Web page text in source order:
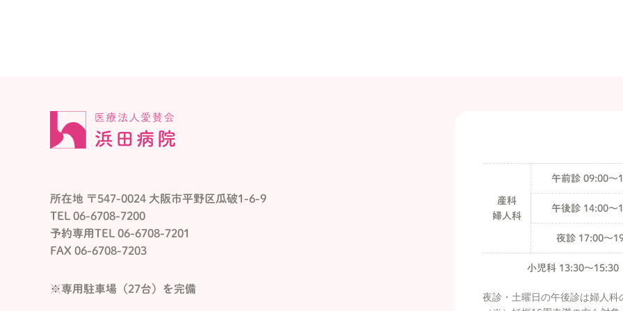
所在地 〒547-0024 大阪市平野区瓜破1-6-9
TEL 06-6708-7200
予約専用TEL 06-6708-7201
FAX 06-6708-7203
※専用駐車場（27台）を完備
産科
婦人科
午前診 09:00〜
午後診 14:00〜
夜診 17:00〜
小児科 13:30〜15:30
夜診・土曜日の午後診は婦人